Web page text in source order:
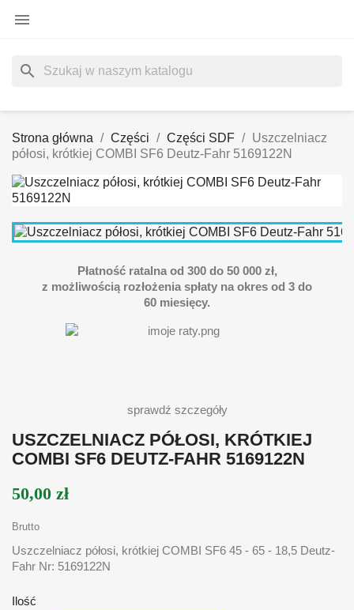

search
Strona główna Części Części SDF
Uszczelniacz
półosi, krótkiej COMBI SF6 Deutz-Fahr 5169122N
Płatność ratalna od 300 do 50 000 zł,
z możliwością rozłożenia spłaty na okres od 3 do
60 miesięcy.
sprawdź szczegóły
USZCZELNIACZ PÓŁOSI, KRÓTKIEJ
COMBI SF6 DEUTZ-FAHR 5169122N
50,00 zł
Brutto
Uszczelniacz półosi, krótkiej COMBI SF6 45 - 65 - 18,5 Deutz-
Fahr Nr: 5169122N
Ilość